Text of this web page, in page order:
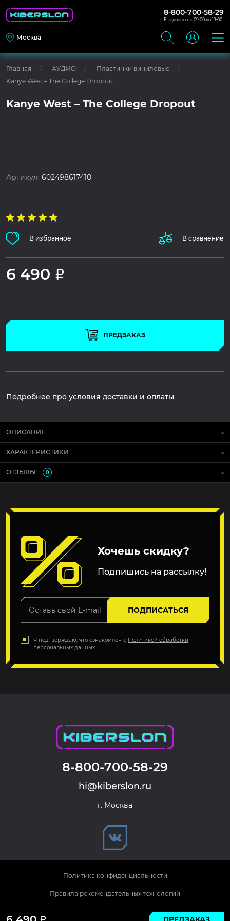
8-800-700-58-29
Ежедневно: с 09:00 до 19:00
Москва
Главная АУДИО
Пластинки виниловые
Kanye West – The College Dropout
Kanye West – The College Dropout
Артикул:602498617410
В избранное В сравнение
6 490 Р
ПРЕДЗАКАЗ
Подробнее про условия доставки и оплаты
Р
ОПИСАНИЕ
ХАРАКТЕРИСТИКИ
ОТЗЫВЫ 0
Хочешь скидку?
Подпишись на рассылку!
ПОДПИСАТЬСЯ
Я подтверждаю, что ознакомлен с Политикой обработки
персональных данных
8-800-700-58-29
hi@kiberslon.ru
г. Москва
© 2026 KIBERSLON. Все права защищены.
Политика конфиденциальности
Правила рекомендательных технологий